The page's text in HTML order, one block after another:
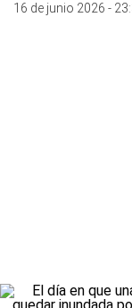
16 de junio 2026 -